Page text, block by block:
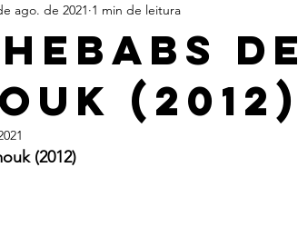
de
(2012)
ago. de 2021 1 min de leitura
(2012)